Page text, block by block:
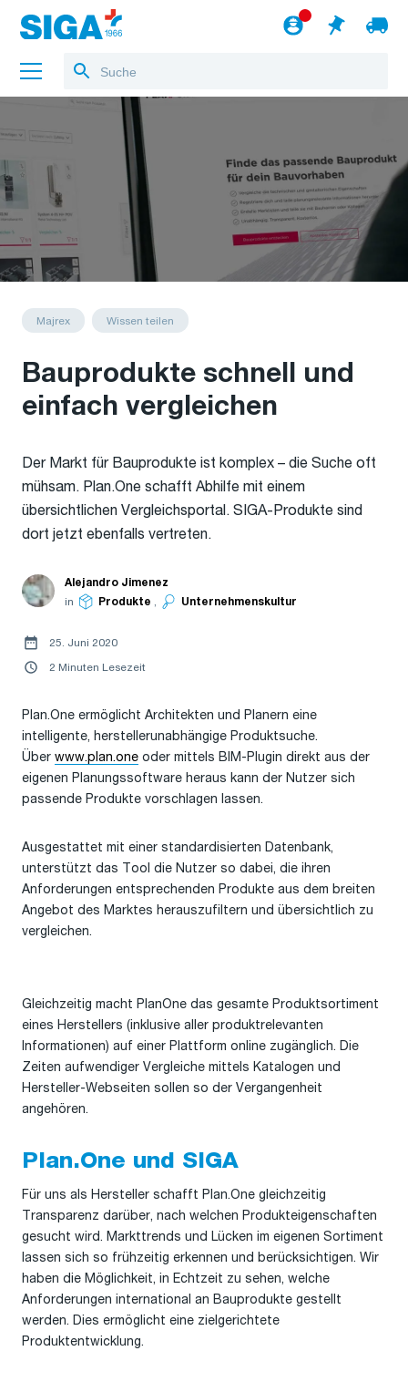
Referenzen
Jobs
Blog
Majrex Wissen teilen
Bauprodukte schnell und
einfach vergleichen
Der Markt für Bauprodukte ist komplex – die Suche oft
mühsam. Plan.One schafft Abhilfe mit einem
übersichtlichen Vergleichsportal. SIGA-Produkte sind
dort jetzt ebenfalls vertreten.
Alejandro Jimenez
in
Produkte , Unternehmenskultur
25. Juni 2020
2 Minuten Lesezeit
Plan.One ermöglicht Architekten und Planern eine
intelligente, herstellerunabhängige Produktsuche.
Über www.plan.one oder mittels BIM-Plugin direkt aus der
eigenen Planungssoftware heraus kann der Nutzer sich
passende Produkte vorschlagen lassen.
Ausgestattet mit einer standardisierten Datenbank,
unterstützt das Tool die Nutzer so dabei, die ihren
Anforderungen entsprechenden Produkte aus dem breiten
Angebot des Marktes herauszufiltern und übersichtlich zu
vergleichen.
Gleichzeitig macht PlanOne das gesamte Produktsortiment
eines Herstellers (inklusive aller produktrelevanten
Informationen) auf einer Plattform online zugänglich. Die
Zeiten aufwendiger Vergleiche mittels Katalogen und
Hersteller-Webseiten sollen so der Vergangenheit
angehören.
Plan.One und SIGA
Für uns als Hersteller schafft Plan.One gleichzeitig
Transparenz darüber, nach welchen Produkteigenschaften
gesucht wird. Markttrends und Lücken im eigenen Sortiment
lassen sich so frühzeitig erkennen und berücksichtigen. Wir
haben die Möglichkeit, in Echtzeit zu sehen, welche
Anforderungen international an Bauprodukte gestellt
werden. Dies ermöglicht eine zielgerichtete
Produktentwicklung.